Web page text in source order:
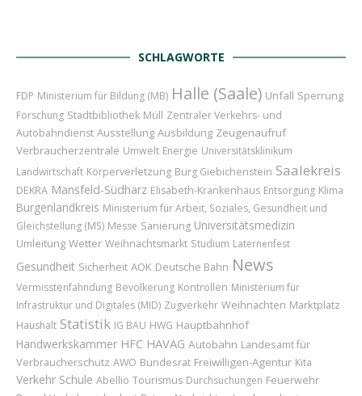
SCHLAGWORTE
FDP Ministerium für Bildung (MB) Halle (Saale) Unfall Sperrung
Forschung Stadtbibliothek Müll Zentraler Verkehrs- und
Autobahndienst Ausstellung Ausbildung Zeugenaufruf
Verbraucherzentrale Umwelt Energie Universitätsklinikum
Landwirtschaft Körperverletzung Burg Giebichenstein Saalekreis
DEKRA Mansfeld-Südharz Elisabeth-Krankenhaus Entsorgung Klima
Burgenlandkreis Ministerium für Arbeit, Soziales, Gesundheit und
Gleichstellung (MS) Messe Sanierung Universitätsmedizin
Umleitung Wetter Weihnachtsmarkt Studium Laternenfest
Gesundheit Sicherheit AOK Deutsche Bahn News
Vermisstenfahndung Bevölkerung Kontrollen Ministerium für
Infrastruktur und Digitales (MID) Zugverkehr Weihnachten Marktplatz
Haushalt Statistik IG BAU HWG Hauptbahnhof
Handwerkskammer HFC HAVAG Autobahn Landesamt für
Verbraucherschutz AWO Bundesrat Freiwilligen-Agentur Kita
Verkehr Schule Abellio Tourismus Durchsuchungen Feuerwehr